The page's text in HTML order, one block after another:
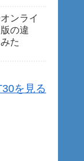
ンライ
の違
た
を見る